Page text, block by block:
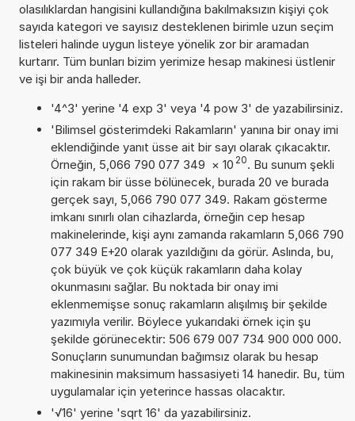
olasılıklardan hangisini kullandığına bakılmaksızın kişiyi çok
sayıda kategori ve sayısız desteklenen birimle uzun seçim
listeleri halinde uygun listeye yönelik zor bir aramadan
kurtarır. Tüm bunları bizim yerimize hesap makinesi üstlenir
ve işi bir anda halleder.
'4^3' yerine '4 exp 3' veya '4 pow 3' de yazabilirsiniz.
'Bilimsel gösterimdeki Rakamların' yanına bir onay imi
eklendiğinde yanıt üsse ait bir sayı olarak çıkacaktır.
Örneğin, 5,066 790 077 349 × 10 20. Bu sunum şekli
için rakam bir üsse bölünecek, burada 20 ve burada
gerçek sayı, 5,066 790 077 349. Rakam gösterme
imkanı sınırlı olan cihazlarda, örneğin cep hesap
makinelerinde, kişi aynı zamanda rakamların 5,066 790
077 349 E+20 olarak yazıldığını da görür. Aslında, bu,
çok büyük ve çok küçük rakamların daha kolay
okunmasını sağlar. Bu noktada bir onay imi
eklenmemişse sonuç rakamların alışılmış bir şekilde
yazımıyla verilir. Böylece yukarıdaki örnek için şu
şekilde görünecektir: 506 679 007 734 900 000 000.
Sonuçların sunumundan bağımsız olarak bu hesap
makinesinin maksimum hassasiyeti 14 hanedir. Bu, tüm
uygulamalar için yeterince hassas olacaktır.
'√16' yerine 'sqrt 16' da yazabilirsiniz.